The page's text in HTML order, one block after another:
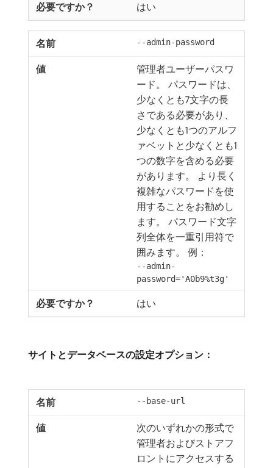
はい
--admin-password
管理者ユーザーパスワ
ード。 パスワードは、
少なくとも7文字の長
さである必要があり、
少なくとも1つのアルフ
ァベットと少なくとも1
つの数字を含める必要
があります。 より長く
複雑なパスワードを使
用することをお勧めし
ます。 パスワード文字
列全体を一重引用符で
囲みます。 例：
--admin-
password='A0b9%t3g'
はい
サイトとデータベースの設定オプション：
--base-url
次のいずれかの形式で
管理者およびストアフ
ロントにアクセスする